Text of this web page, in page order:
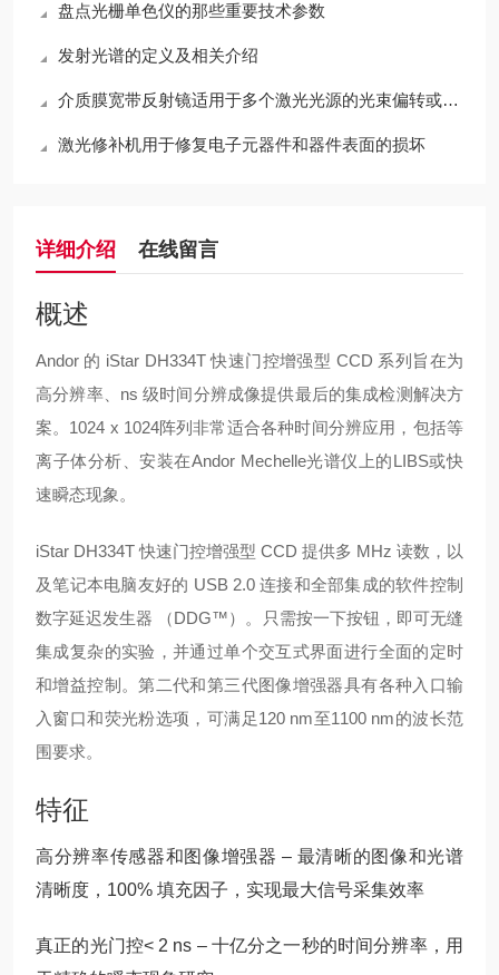
盘点光栅单色仪的那些重要技术参数
发射光谱的定义及相关介绍
介质膜宽带反射镜适用于多个激光光源的光束偏转或反射应用
激光修补机用于修复电子元器件和器件表面的损坏
详细介绍 在线留言
概述
Andor 的 iStar DH334T 快速门控增强型 CCD 系列旨在为
高分辨率、ns 级时间分辨成像提供最后的集成检测解决方
案。1024 x 1024阵列非常适合各种时间分辨应用，包括等
离子体分析、安装在Andor Mechelle光谱仪上的LIBS或快
速瞬态现象。
iStar DH334T 快速门控增强型 CCD 提供多 MHz 读数，以
及笔记本电脑友好的 USB 2.0 连接和全部集成的软件控制
数字延迟发生器 （DDG™）。只需按一下按钮，即可无缝
集成复杂的实验，并通过单个交互式界面进行全面的定时
和增益控制。第二代和第三代图像增强器具有各种入口输
入窗口和荧光粉选项，可满足120 nm至1100 nm的波长范
围要求。
特征
高分辨率传感器和图像增强器 – 最清晰的图像和光谱
清晰度，100% 填充因子，实现最大信号采集效率
真正的光门控< 2 ns – 十亿分之一秒的时间分辨率，用